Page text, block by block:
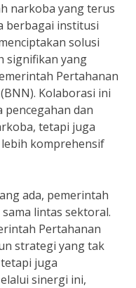
narkoba yang terus
berbagai institusi
solusi
signifikan yang
Pertahanan
Kolaborasi ini
dan
tetapi juga
komprehensif
ada, pemerintah
lintas sektoral.
Pertahanan
strategi yang tak
juga
sinergi ini,